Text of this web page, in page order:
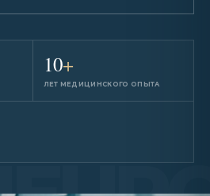
10+
ЛЕТ МЕДИЦИНСКОГО ОПЫТА